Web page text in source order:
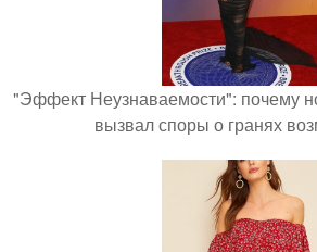
"Эффект Неузнаваемости": почему
вызвал споры о гранях